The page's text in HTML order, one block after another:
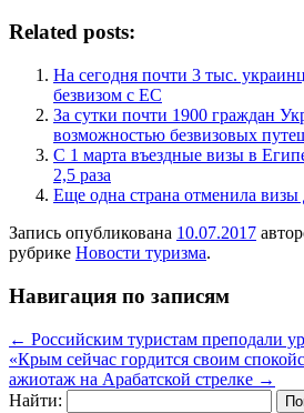
Related posts:
На сегодня почти 3 тыс.
безвизом с ЕС
За сутки почти 1900 граждан
возможностью безвизовых
С 1 марта въездные визы в
2,5 раза
Еще одна страна отменила визы
Запись опубликована 10.07.2017
рубрике Новости туризма.
Навигация по записям
← Российским туристам преподали
«Крым сейчас гордится своим
ажиотаж на Арабатской стрелке →
Найти: